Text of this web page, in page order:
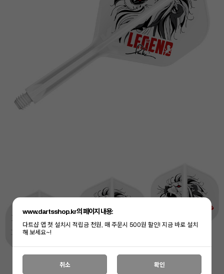
www.dartsshop.kr의 페이지 내용:
다트샵 앱 첫 설치시 적립금 천원, 매 주문시 500원 할인! 지금 바로 설치
해 보세요~!
취소 확인